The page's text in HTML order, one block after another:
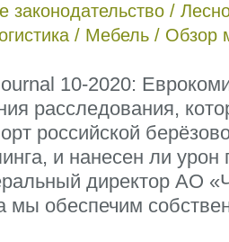
законодательство /
/ Мебель / Обзор
10-2020:
расследования,
российской
и нанесен ли
директор АО
мы обеспечим